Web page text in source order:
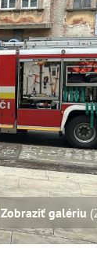
Zobraziť galériu